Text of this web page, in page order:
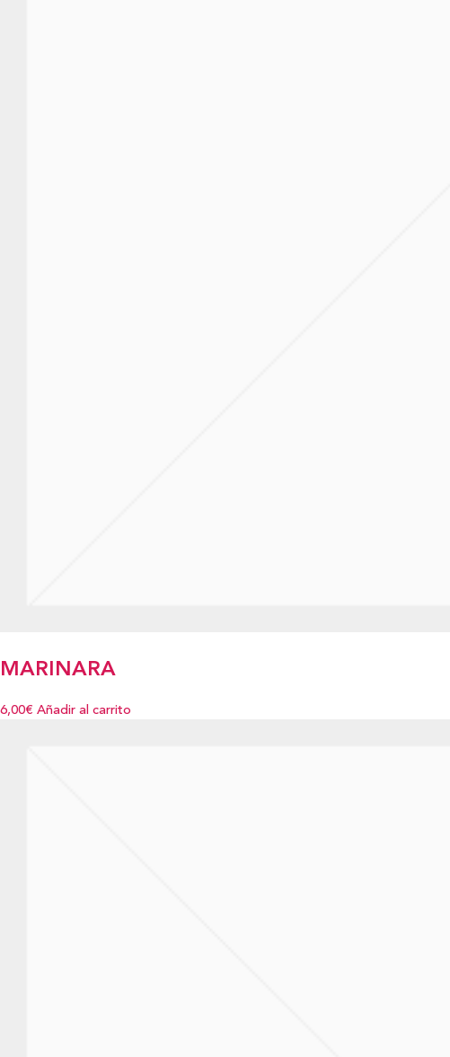
MARINARA
6,00€ Añadir al carrito